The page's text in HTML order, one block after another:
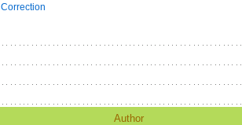
Correction
Author